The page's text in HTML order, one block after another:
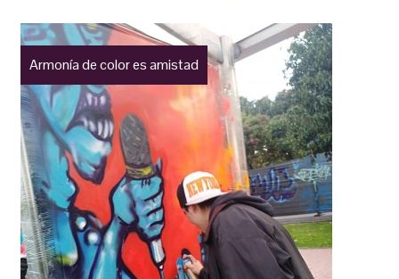
Armonía de color es amistad